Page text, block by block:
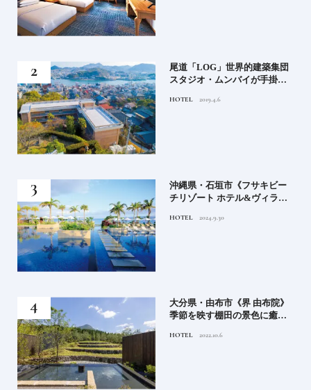
尾道「LOG」世界的建築集団
スタジオ・ムンバイが手掛け
HOTEL 2019.4.6
沖縄県・石垣市《フサキビー
チリゾート ホテル&ヴィラ
でゆるりと島時間を楽しむ
HOTEL 2024.9.30
大分県・由布市《界 由布院》
季節を映す棚田の景色に癒さ
HOTEL 2022.10.6